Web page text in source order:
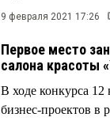
9 февраля 2021 17:26
Первое место
салона красоты
В ходе конкурса
бизнес-проектов в